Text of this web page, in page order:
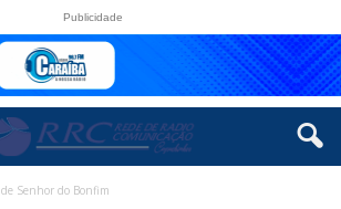
Publicidade
Senhor do Bonfim